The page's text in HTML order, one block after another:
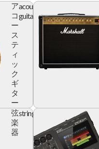
ア
コ
ー
ス
テ
ィ
ッ
ク
ギ
タ
ー
acoustic
guitar
弦
楽
器
string